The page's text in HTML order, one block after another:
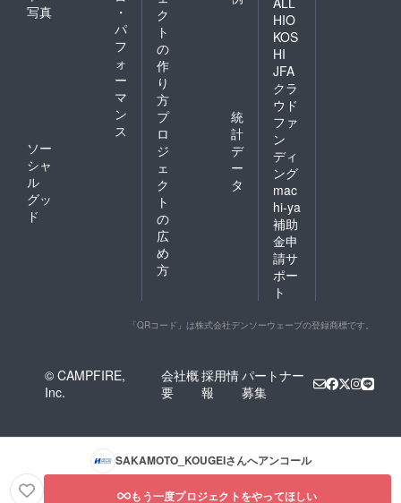
写真
・
パ
フ
ォ
ー
マ
ン
ス
ソー
シャ
ル
グッ
ド
ク
ト
の
作
り
方
プ
ロ
ジ
ェ
ク
ト
の
広
め
方
統
計
デ
ー
タ
HIO
KOS
HI
JFA
クラ
ウド
ファ
ン
ディ
ング
mac
hi-ya
補助
金申
請サ
ポー
ト
「QRコード」は株式会社デンソーウェーブの登録商標です。
© CAMPFIRE,
Inc.
会社概
要
採用情
報
パートナー
募集
SAKAMOTO_KOUGEIさんへアンコール
もう一度プロジェクトをやってほしい